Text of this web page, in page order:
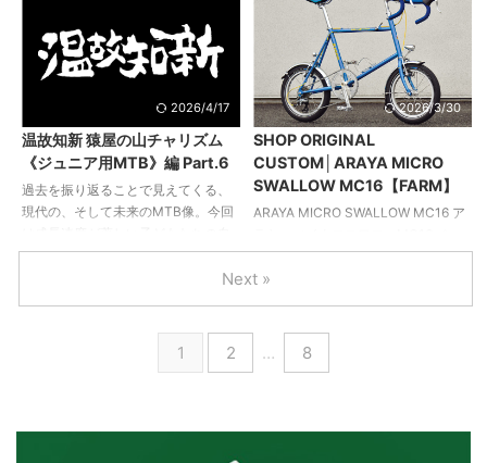
キャンプに出かける自転車として購
入したものの、使用目的をガラリと
転換。快適に移動できる通勤号とす
るべく、走行性能の向上を狙ったカ
スタムに着手した。 メインメニュー
は足まわりの大径化とドライブトレ
インのハイギアード化による高速巡
行性能の見直し。 コクピットまわり
を一新することで、より理想に近い
性感を手に入れた。各部の軽量化を
追求した7速仕様＆軽量化カスタム P
ラインとTラインのいずれを購入する
か迷いつつも、フレームカラーが決
め手となり本モデルを選んだオーナ
ー。 Tラインに迫る軽量な車体、Tラ
インを凌ぐ走行性能を手に入れるべ
く、スペック重視のスパルタンなカ
スタムでまとめ上げた。特筆すべき
は走りの要となる足まわり＆ドライ
ブトレイン。 シールドベアリングを
ニモッズの7速化キットおよび58Tチ
ェーンリングを組み合わ ...
2026/4/17
温故知新 猿屋の山チャリズム
《ジュニア用MTB》編 Part.6
過去を振り返ることで見えてくる、
現代の、そして未来のMTB像。今回
転車について、SDGs的アイデアも踏
まえつつ、お話をうかがいました。
証人。日本人による日本のフィール
意欲的。 http://www.monkey-
2026/3/30
SHOP ORIGINAL
CUSTOM│ARAYA MICRO
SWALLOW MC16【FARM】
ARAYA MICRO SWALLOW MC16 ア
ス車の魅力を引き出す玄人好みのカ
スタム ビンテージパーツの使用にこ
あるシルエットにカスタムされたマ
トックのダブルレバーを組み合わせ
1 2 … 8
Next »